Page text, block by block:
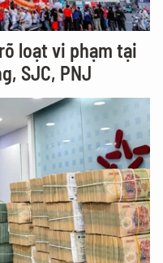
loạt vi phạm tại
SJC, PNJ